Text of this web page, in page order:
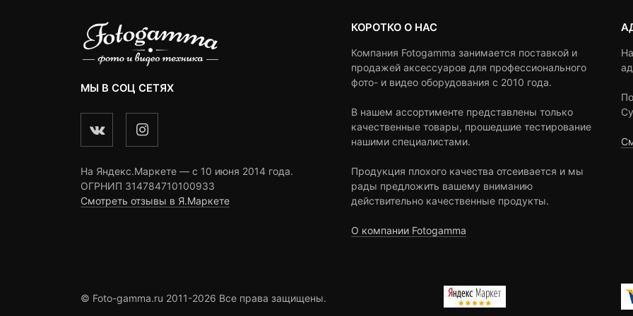
МЫ В СОЦ СЕТЯХ
На Яндекс.Маркете — c 10 июня 2014 года.
ОГРНИП 314784710100933
Смотреть отзывы в Я.Маркете
КОРОТКО О НАС
Компания Fotogamma занимается поставкой и
продажей аксессуаров для профессионального
фото- и видео оборудования с 2010 года.
В нашем ассортименте представлены только
качественные товары, прошедшие тестирование
нашими специалистами.
Продукция плохого качества отсеивается и мы
рады предложить вашему вниманию
действительно качественные продукты.
О компании Fotogamma
© Foto-gamma.ru 2011-2026 Все права защищены.